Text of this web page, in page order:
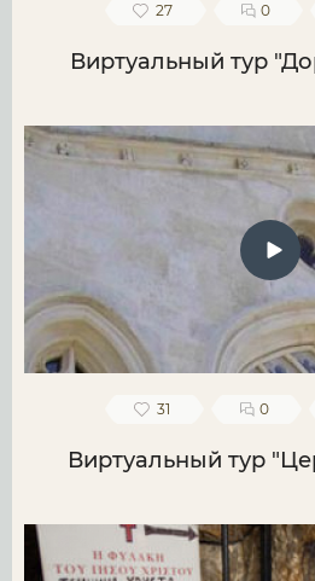
27 0
Виртуальный тур
31 0
Виртуальный тур